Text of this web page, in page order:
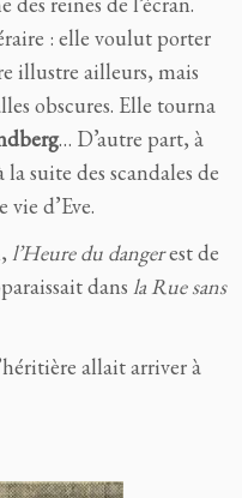
: elle voulut porter
illustre ailleurs, mais
obscures. Elle tourna
… D’autre part, à
suite des scandales de
d’Eve.
l’Heure du dangerest de
dans la Rue sans
allait arriver à